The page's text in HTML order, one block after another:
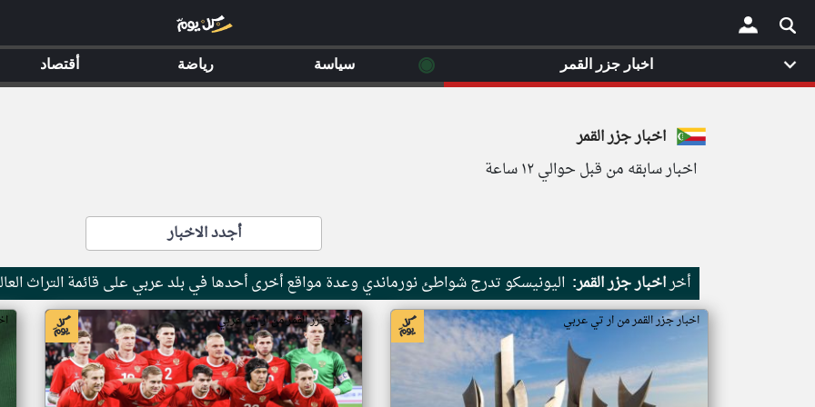
×
اخبار جزر القمر
اخبار سابقه من قبل حوالي ١٢ ساعة
أجدد الاخبار
أخراخبار جزر القمر: اليونيسكو تدرج شواطئ نورماندي وعدة مواقع أخرى أحدها في بلد عربي على قائمة التراث
اخبار جزر القمر من ار تي عربي اخبار جزر القمر من ار تي عربي
اخبار جزر القمر ◉ سياسة رياضة أقتصاد